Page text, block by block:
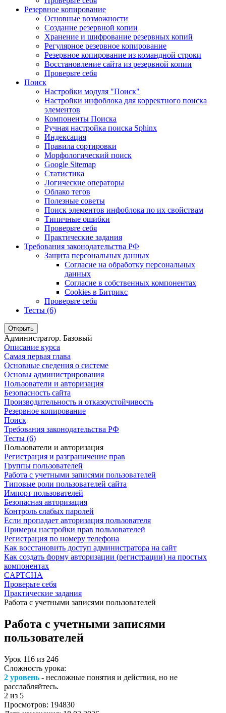
Резервное копирование
Основные возможности
Создание резервной копии
Хранение и шифрование резервных копий
Регулярное резервное копирование
Резервное копирование из командной строки
Восстановление сайта из резервной копии
Проверьте себя
Поиск
Настройки модуля "Поиск"
Настройки инфоблока для корректного поиска
элементов
Компоненты Поиска
Ручная настройка поиска Sphinx
Индексация
Правила сортировки
Морфологический поиск
Google Sitemap
Статистика
Логические операторы
Облако тегов
Полезные советы
Поиск элементов инфоблока по их свойствам
Типичные ошибки
Проверьте себя
Практические задания
Требования законодательства РФ
Защита персональных данных
Согласие на обработку персональных
данных
Согласие в собственных компонентах
Cookies в Битрикс
Проверьте себя
Тесты (6)
Открыть
Администратор. Базовый
Описание курса
Самая первая глава
Основные сведения о системе
Основы администрирования
Пользователи и авторизация
Безопасность сайта
Производительность и отказоустойчивость
Резервное копирование
Поиск
Требования законодательства РФ
Тесты (6)
Пользователи и авторизация
Регистрация и разграничение прав
Группы пользователей
Работа с учетными записями пользователей
Типовые роли пользователей сайта
Импорт пользователей
Безопасная авторизация
Контроль слабых паролей
Если пропадает авторизация пользователя
Примеры настройки прав пользователей
Регистрация по номеру телефона
Как восстановить доступ администратора на сайт
Как создать форму авторизации (регистрации) на простых
компонентах
CAPTCHA
Проверьте себя
Практические задания
Работа с учетными записями пользователей
Работа с учетными записями
пользователей
Урок 116 из 246
Сложность урока:
2 уровень - несложные понятия и действия, но не
расслабляйтесь.
2 из 5
Просмотров: 194830